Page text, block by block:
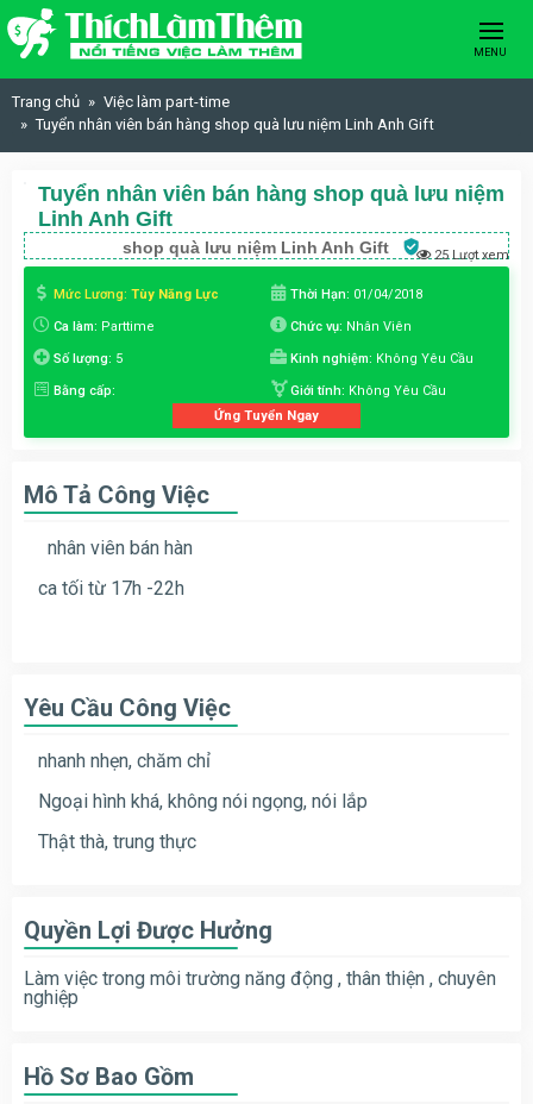
Skip to content
MENU
Trang chủ
Việc làm part-time
Tuyển nhân viên bán hàng shop quà lưu niệm Linh Anh Gift
Tuyển nhân viên bán hàng shop quà lưu niệm
Linh Anh Gift
shop quà lưu niệm Linh Anh Gift 25 Lượt xem
Mức Lương: Tùy Năng Lực Thời Hạn: 01/04/2018
Ca làm: Parttime Chức vụ: Nhân Viên
Số lượng: 5 Kinh nghiệm: Không Yêu Cầu
Bằng cấp: Giới tính: Không Yêu Cầu
Ứng Tuyển Ngay
Mô Tả Công Việc
nhân viên bán hàn
ca tối từ 17h -22h
Yêu Cầu Công Việc
nhanh nhẹn, chăm chỉ
Ngoại hình khá, không nói ngọng, nói lắp
Thật thà, trung thực
Quyền Lợi Được Hưởng
Làm việc trong môi trường năng động , thân thiện , chuyên
nghiệp
Hồ Sơ Bao Gồm